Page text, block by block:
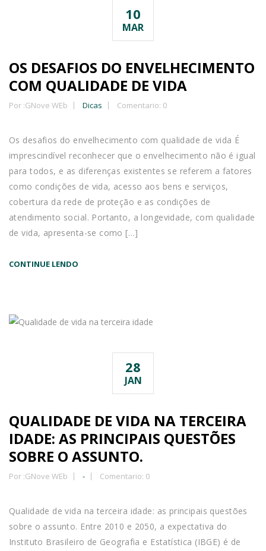
10
MAR
OS DESAFIOS DO ENVELHECIMENTO
COM QUALIDADE DE VIDA
Por :GNove WEb Dicas Comentario: 0
Os desafios do envelhecimento com qualidade de vida É
imprescindível reconhecer que o envelhecimento não é igual
para todos, e as diferenças existentes se referem a fatores
como condições de vida, acesso aos bens e serviços,
cobertura da rede de proteção e as condições de
atendimento social. Portanto, a longevidade, com qualidade
de vida, apresenta-se como […]
CONTINUE LENDO
28
JAN
QUALIDADE DE VIDA NA TERCEIRA
IDADE: AS PRINCIPAIS QUESTÕES
SOBRE O ASSUNTO.
Por :GNove WEb - Comentario: 0
Qualidade de vida na terceira idade: as principais questões
sobre o assunto. Entre 2010 e 2050, a expectativa do
Instituto Brasileiro de Geografia e Estatística (IBGE) é de